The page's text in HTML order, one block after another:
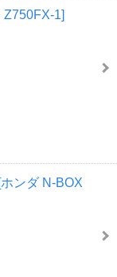
Z750FX-1]
ンダ N-BOX